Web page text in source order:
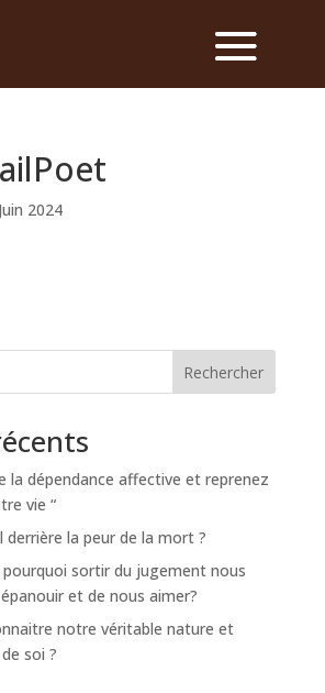
2024
Rechercher
la dépendance affective et reprenez
vie “
derrière la peur de la mort ?
pourquoi sortir du jugement nous
et de nous aimer?
notre véritable nature et
soi ?